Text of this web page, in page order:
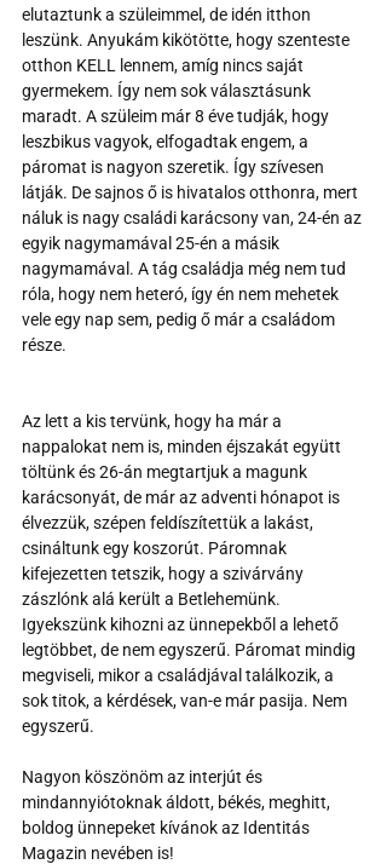
elutaztunk a szüleimmel, de idén itthon
leszünk. Anyukám kikötötte, hogy szenteste
otthon KELL lennem, amíg nincs saját
gyermekem. Így nem sok választásunk
maradt. A szüleim már 8 éve tudják, hogy
leszbikus vagyok, elfogadtak engem, a
páromat is nagyon szeretik. Így szívesen
látják. De sajnos ő is hivatalos otthonra, mert
náluk is nagy családi karácsony van, 24-én az
egyik nagymamával 25-én a másik
nagymamával. A tág családja még nem tud
róla, hogy nem heteró, így én nem mehetek
vele egy nap sem, pedig ő már a családom
része.
Az lett a kis tervünk, hogy ha már a
nappalokat nem is, minden éjszakát együtt
töltünk és 26-án megtartjuk a magunk
karácsonyát, de már az adventi hónapot is
élvezzük, szépen feldíszítettük a lakást,
csináltunk egy koszorút. Páromnak
kifejezetten tetszik, hogy a szivárvány
zászlónk alá került a Betlehemünk.
Igyekszünk kihozni az ünnepekből a lehető
legtöbbet, de nem egyszerű. Páromat mindig
megviseli, mikor a családjával találkozik, a
sok titok, a kérdések, van-e már pasija. Nem
egyszerű.
Nagyon köszönöm az interjút és
mindannyiótoknak áldott, békés, meghitt,
boldog ünnepeket kívánok az Identitás
Magazin nevében is!